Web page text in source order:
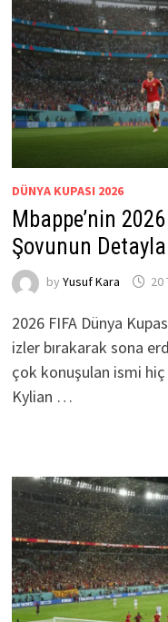
DÜNYA KUPASI 2026
Mbappe’nin
Şovunun
by Yusuf Kara 20
2026 FIFA Dünya
izler bırakarak sona
çok konuşulan ismi hiç
Kylian …